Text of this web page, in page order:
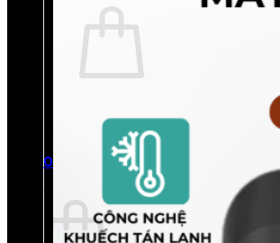
Chưa có sản phẩm
Quay trở lại cửa hàng
0
Giỏ hàng